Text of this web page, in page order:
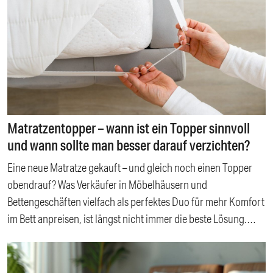
Gut schlafen trotz Hitze Warum raubt uns nächtliche Hitze den
Schlaf? Welche Bettdecke ist gut für den Sommer?
Ganzjahresdecke oder Sommerdecke? Sommer-Bettwäsche:
Der Stoff ist entscheidend Wie oft sollte man Bettwäsche im
Sommer wechseln? Die richtige Pflege von Sommer-
Matratzentopper – wann ist ein Topper sinnvoll
und wann sollte man besser darauf verzichten?
Eine neue Matratze gekauft – und gleich noch einen Topper
obendrauf? Was Verkäufer in Möbelhäusern und
Bettengeschäften vielfach als perfektes Duo für mehr Komfort
im Bett anpreisen, ist längst nicht immer die beste Lösung.
Auflage einen hohen Liegekomfort bieten und den Körper
ergonomisch unterstützen. Oder anders gesagt: Ein